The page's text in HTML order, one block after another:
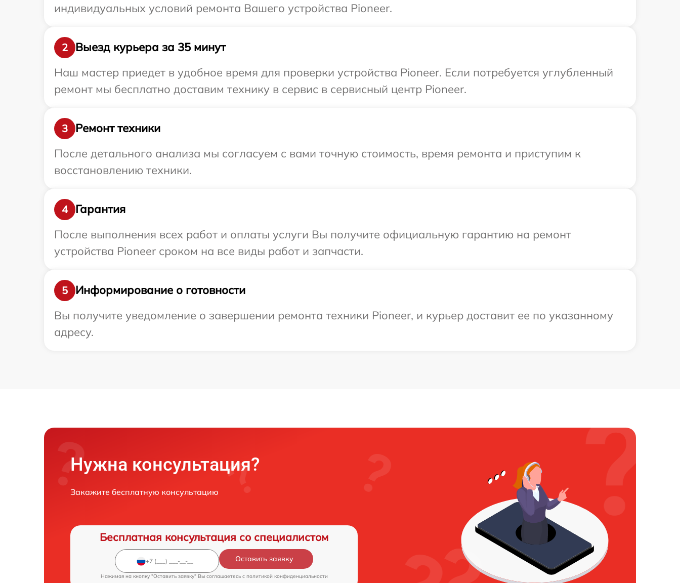
индивидуальных условий ремонта Вашего устройства Pioneer.
2
Выезд курьера за 35 минут
Наш мастер приедет в удобное время для проверки устройства Pioneer. Если потребуется углубленный
ремонт мы бесплатно доставим технику в сервис в сервисный центр Pioneer.
3
Ремонт техники
После детального анализа мы согласуем с вами точную стоимость, время ремонта и приступим к
восстановлению техники.
4
Гарантия
После выполнения всех работ и оплаты услуги Вы получите официальную гарантию на ремонт
устройства Pioneer сроком на все виды работ и запчасти.
5
Информирование о готовности
Вы получите уведомление о завершении ремонта техники Pioneer, и курьер доставит ее по указанному
адресу.
Нужна консультация?
Закажите бесплатную консультацию
Бесплатная консультация со специалистом
Оставить заявку
Нажимая на кнопку "Оставить заявку" Вы соглашаетесь c политикой конфиденциальности